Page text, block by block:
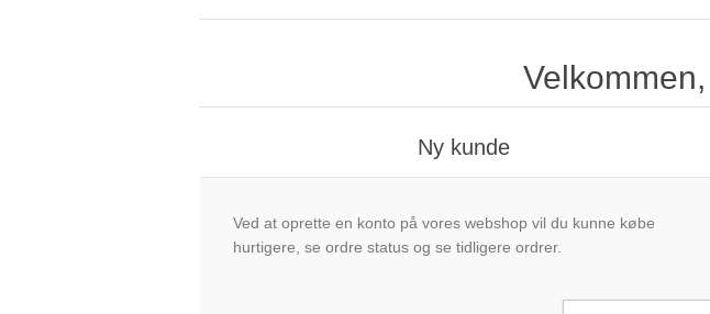
Ny kunde
Ved at oprette en konto på vores webshop vil du kunne købe
hurtigere, se ordre status og se tidligere ordrer.